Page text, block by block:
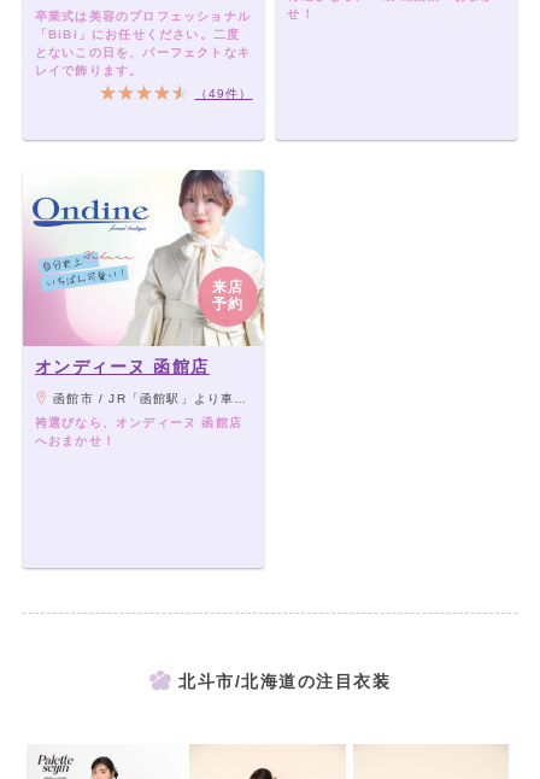
卒業式は美容のプロフェッショナル
「BiBi」にお任せください。二度
とないこの日を、パーフェクトなキ
レイで飾ります。
（49件）
せ！
来店
予約
オンディーヌ 函館店
函館市 / JR「函館駅」より車で5分／市電新川町電停より徒歩１分／「はこだて自由市場」斜向かい「青森みちのく銀行」隣
袴選びなら、オンディーヌ 函館店
へおまかせ！
北斗市/北海道の注目衣装